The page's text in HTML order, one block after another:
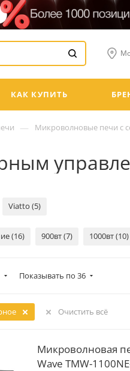
КАК КУПИТЬ
— Микроволновые печи с
Viatto (5)
(16) 900вт (7) 1000вт (10)
Показывать по 36
Очистить всё
Микроволновая
Wave TMW-